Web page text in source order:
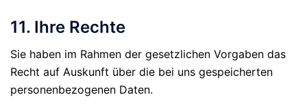
11. Ihre Rechte
Sie haben im Rahmen der gesetzlichen Vorgaben das
Recht auf Auskunft über die bei uns gespeicherten
personenbezogenen Daten.